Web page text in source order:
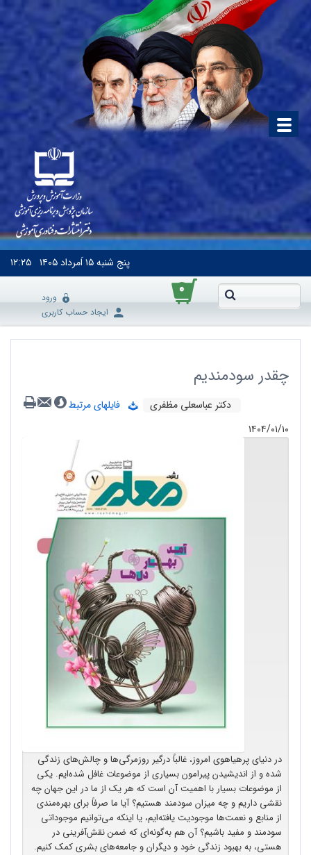
پنج شنبه۱۵ اَمرداد ۱۴۰۵ ۱۲:۲۵
۰
ورود
ایجاد حساب کاربری
چقدر سودمندیم
دکتر عباسعلی مظفری
فایلهای مرتبط
۱۴۰۴/۰۱/۱۰
در دنیای پرهیاهوی امروز، غالباً درگیر روزمرگی‌ها و چالش‌های زندگی
شده و از اندیشیدن پیرامون بسیاری از موضوعات غافل شده‌ایم. یکی
از موضوعات بسیار با اهمیت آن است که هر یک از ما در این جهان چه
نقشی داریم و چه میزان سودمند هستیم؟ آیا ما صرفاً برای بهره‌مندی
از منابع و نعمت‌ها موجودیت یافته‌ایم، یا اینکه می‌توانیم موجوداتی
سودمند و مفید باشیم؟ آن هم به‌گونه‌ای که ضمن نقش‌آفرینی در
هستی، به بهبود زندگی خود و دیگران و جامعه‌های بشری کمک کنیم.